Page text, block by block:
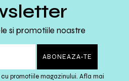
si promotiile noastre
promotiile magazinului. Afla mai